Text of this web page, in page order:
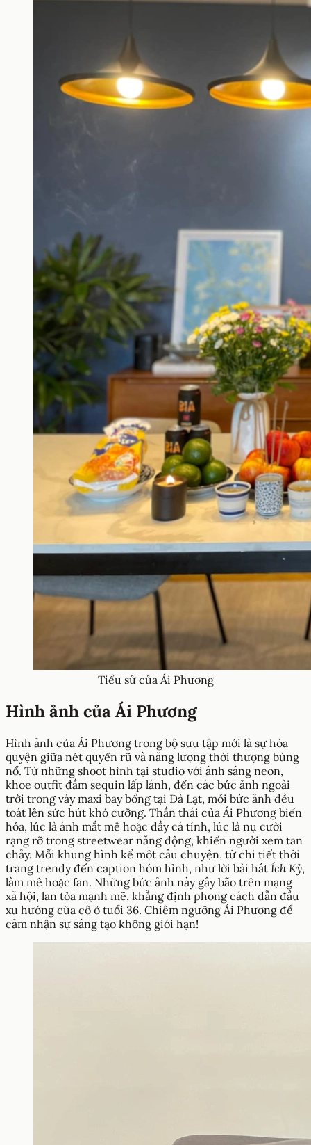
Tiểu sử của Ái Phương
Hình ảnh của Ái Phương
Hình ảnh của Ái Phương trong bộ sưu tập mới là sự hòa
quyện giữa nét quyến rũ và năng lượng thời thượng bùng
nổ. Từ những shoot hình tại studio với ánh sáng neon,
khoe outfit đầm sequin lấp lánh, đến các bức ảnh ngoài
trời trong váy maxi bay bổng tại Đà Lạt, mỗi bức ảnh đều
toát lên sức hút khó cưỡng. Thần thái của Ái Phương biến
hóa, lúc là ánh mắt mê hoặc đầy cá tính, lúc là nụ cười
rạng rỡ trong streetwear năng động, khiến người xem tan
chảy. Mỗi khung hình kể một câu chuyện, từ chi tiết thời
trang trendy đến caption hóm hỉnh, như lời bài hát Ích Kỷ,
làm mê hoặc fan. Những bức ảnh này gây bão trên mạng
xã hội, lan tỏa mạnh mẽ, khẳng định phong cách dẫn đầu
xu hướng của cô ở tuổi 36. Chiêm ngưỡng Ái Phương để
cảm nhận sự sáng tạo không giới hạn!